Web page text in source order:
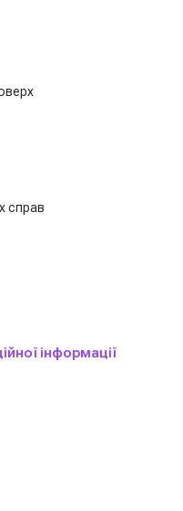
справ
інформації